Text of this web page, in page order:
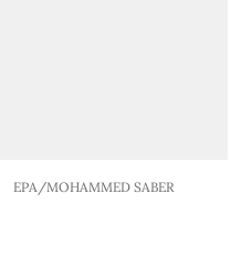
EPA/MOHAMMED SABER